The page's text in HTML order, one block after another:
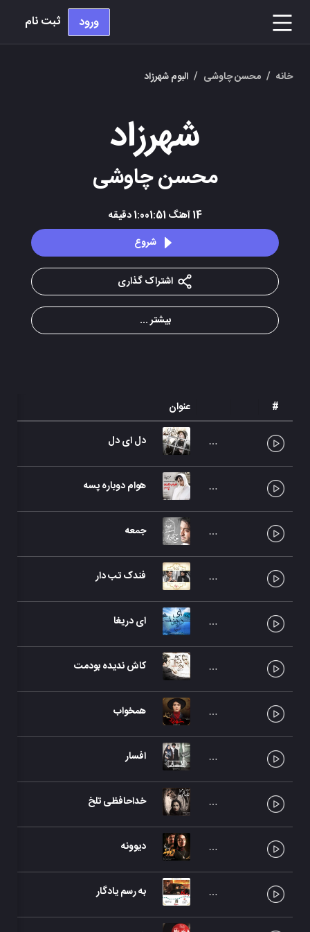
ورود ثبت نام
خانه / محسن چاوشی / البوم شهرزاد
شهرزاد
محسن چاوشی
14آهنگ 1:001:51دقیقه
شروع
اشتراک گذاری
بیشتر ...
# عنوان
دل ای دل
هوام دوباره پسه
جمعه
فندک تب دار
ای دریغا
کاش ندیده بودمت
همخواب
افسار
خداحافظی تلخ
دیوونه
به رسم یادگار